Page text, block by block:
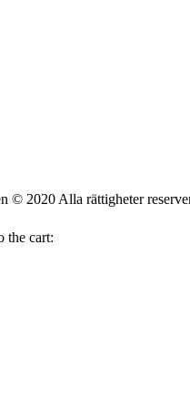
© 2020 Alla rättigheter
the cart: